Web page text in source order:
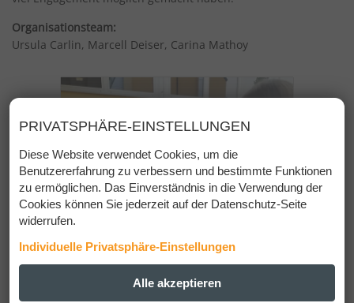
PRIVATSPHÄRE-EINSTELLUNGEN
Diese Website verwendet Cookies, um die
Benutzererfahrung zu verbessern und bestimmte Funktionen
zu ermöglichen. Das Einverständnis in die Verwendung der
Cookies können Sie jederzeit auf der Datenschutz-Seite
widerrufen.
Individuelle Privatsphäre-Einstellungen
Alle akzeptieren
Organisationsteam:
Ursula Carlin, Marcell Deiser, Carina Mathoy